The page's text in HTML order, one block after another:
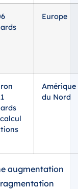
Europe
Amérique
du Nord
augmentation